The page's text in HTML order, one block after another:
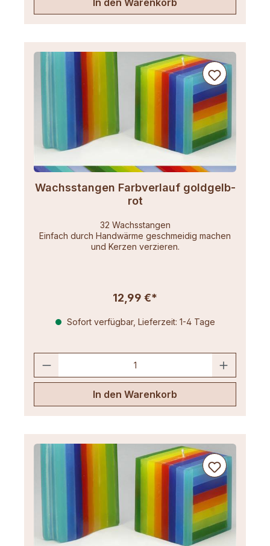
Wachsstangen Farbverlauf goldgelb-
rot
32 Wachsstangen
Einfach durch Handwärme geschmeidig machen
und Kerzen verzieren.
12,99 €*
Sofort verfügbar, Lieferzeit: 1-4 Tage
In den Warenkorb